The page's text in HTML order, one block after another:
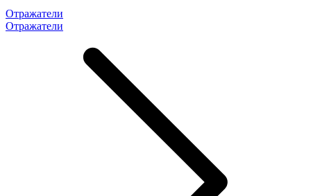
Отражатели
Отражатели